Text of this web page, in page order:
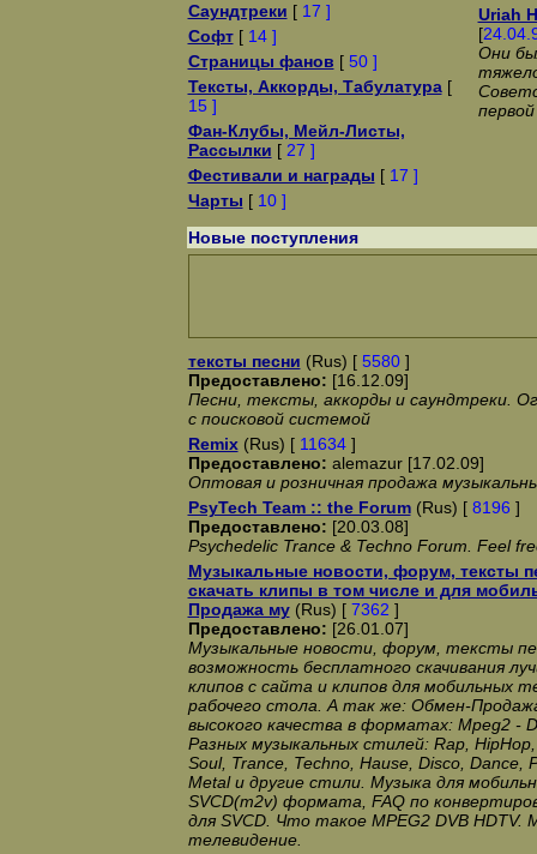
Саундтреки [ 17 ]
Софт[ 14 ]
Страницы фанов [ 50 ]
Тексты, Аккорды, Табулатура[
15 ]
Фан-Клубы, Мейл-Листы,
Рассылки [ 27 ]
Фестивали и награды [ 17 ]
Чарты [ 10 ]
Uriah
[
Они
Новые поступления
тексты песни (Rus) [ 5580]
Предоставлено: [16.12.09]
Песни, тексты, аккорды и саундтреки.
с поисковой системой
Remix(Rus) [ 11634]
Предоставлено: alemazur [17.02.09]
Оптовая и розничная продажа
PsyTech Team :: the Forum(Rus) [ 8196 ]
Предоставлено: [20.03.08]
Psychedelic Trance & Techno Forum. Feel
Музыкальные новости, форум, тексты
скачать клипы в том числе и для
Продажа му(Rus) [ 7362 ]
Предоставлено: [26.01.07]
Музыкальные новости, форум, тексты
возможность бесплатного скачивания
клипов с сайта и клипов для мобильных
рабочего стола. А так же: Обмен-
высокого качества в форматах: Mpeg2 -
Разных музыкальных стилей: Rap,
Soul, Trance, Techno, Hause, Disco, Dance,
Metal и другие стили. Музыка для
SVCD(m2v) формата, FAQ по
для SVCD. Что такое MPEG2 DVB HDTV.
телевидение.